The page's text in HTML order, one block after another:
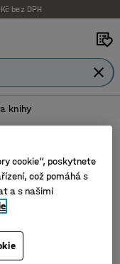
bez DPH
knihy
cookie“, poskytnete
což pomáhá s
a s našimi